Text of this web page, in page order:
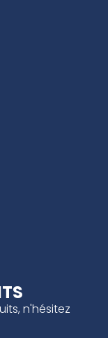
n'hésitez